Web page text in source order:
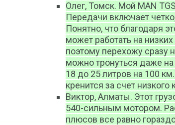
Олег, Томск. Мой MAN
Передачи включает
Понятно, что благодаря
может работать на
поэтому перехожу сразу
можно тронуться даже на
18 до 25 литров на 100
кренится за счет низкого
Виктор, Алматы. Этот
540-сильным мотором.
плюсов все равно